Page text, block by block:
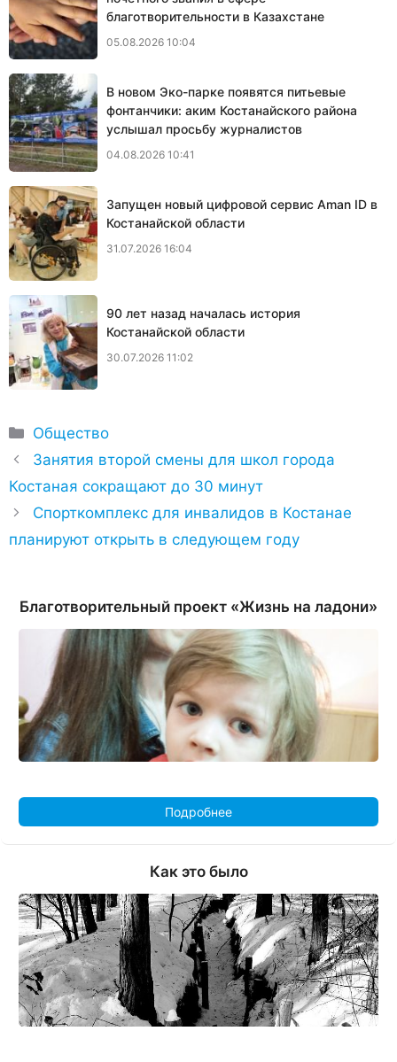
благотворительности в Казахстане
05.08.2026 10:04
В новом Эко-парке появятся питьевые
фонтанчики: аким Костанайского района
услышал просьбу журналистов
04.08.2026 10:41
Запущен новый цифровой сервис Aman ID в
Костанайской области
31.07.2026 16:04
90 лет назад началась история
Костанайской области
30.07.2026 11:02
Рубрики
Общество
Занятия второй смены для школ города
Костаная сокращают до 30 минут
Спорткомплекс для инвалидов в Костанае
планируют открыть в следующем году
Благотворительный проект «Жизнь на ладони»
Подробнее
Как это было